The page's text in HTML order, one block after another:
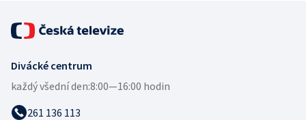
Divácké centrum
každý všední den:8:00—16:00 hodin
261 136 113